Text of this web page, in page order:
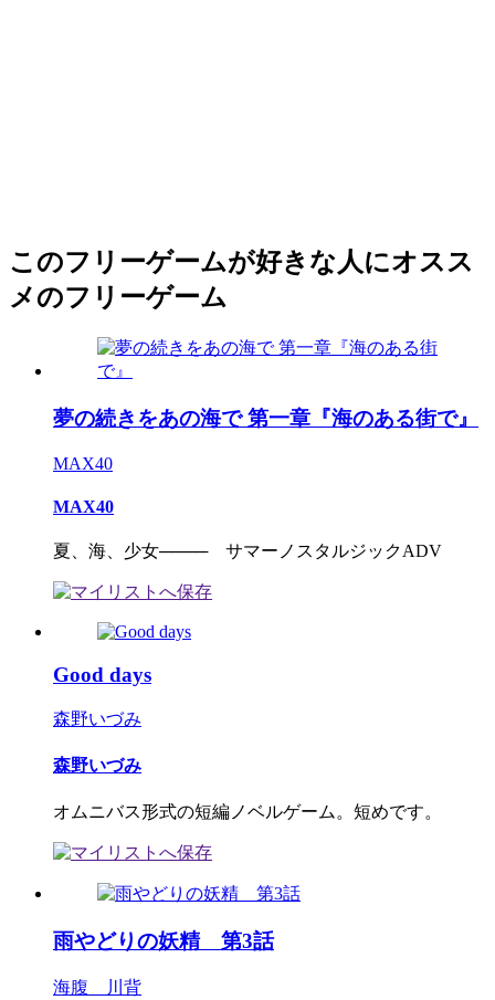
このフリーゲームが好きな人にオスス
メのフリーゲーム
夢の続きをあの海で 第一章『海のある街で』
MAX40
MAX40
夏、海、少女──── サマーノスタルジックADV
Good days
森野いづみ
森野いづみ
オムニバス形式の短編ノベルゲーム。短めです。
雨やどりの妖精 第3話
海腹 川背